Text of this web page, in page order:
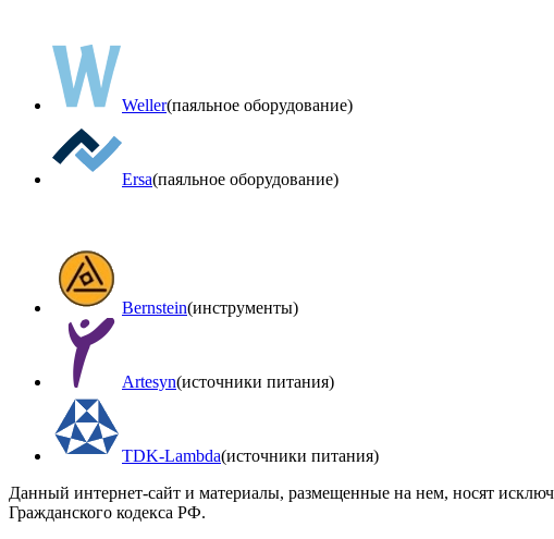
Weller(паяльное оборудование)
Ersa(паяльное оборудование)
Bernstein(инструменты)
Artesyn(источники питания)
TDK-Lambda(источники питания)
Данный интернет-сайт и материалы, размещенные на нем, носят
Гражданского кодекса РФ.